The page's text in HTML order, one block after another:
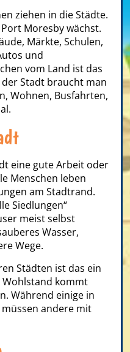
ziehen in die Städte.
Moresby wächst.
Märkte, Schulen,
und
vom Land ist das
Stadt braucht man
Wohnen, Busfahrten,
eine gute Arbeit oder
Menschen leben
am Stadtrand.
Siedlungen“
meist selbst
Wasser,
Wege.
Städten ist das ein
kommt
Während einige in
andere mit